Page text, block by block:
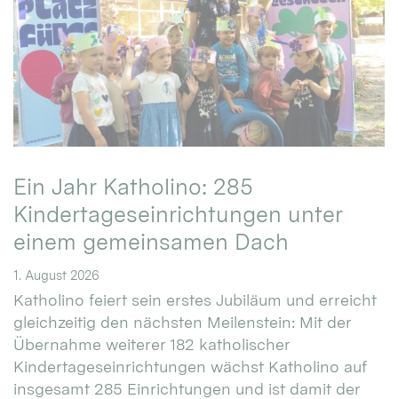
Ein Jahr Katholino: 285
Kindertageseinrichtungen unter
einem gemeinsamen Dach
1. August 2026
Katholino feiert sein erstes Jubiläum und erreicht
gleichzeitig den nächsten Meilenstein: Mit der
Übernahme weiterer 182 katholischer
Kindertageseinrichtungen wächst Katholino auf
insgesamt 285 Einrichtungen und ist damit der